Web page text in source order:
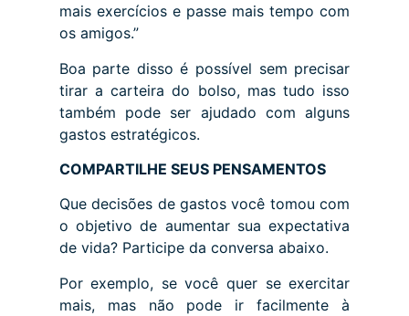
mais exercícios e passe mais tempo com
os amigos.”
Boa parte disso é possível sem precisar
tirar a carteira do bolso, mas tudo isso
também pode ser ajudado com alguns
gastos estratégicos.
COMPARTILHE SEUS PENSAMENTOS
Que decisões de gastos você tomou com
o objetivo de aumentar sua expectativa
de vida? Participe da conversa abaixo.
Por exemplo, se você quer se exercitar
mais, mas não pode ir facilmente à